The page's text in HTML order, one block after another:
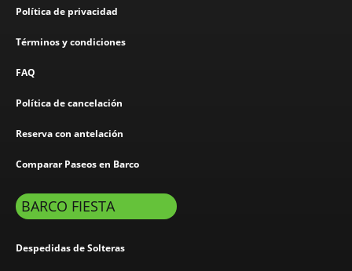
Política de privacidad
Términos y condiciones
FAQ
Política de cancelación
Reserva con antelación
Comparar Paseos en Barco
BARCO FIESTA
Despedidas de Solteras